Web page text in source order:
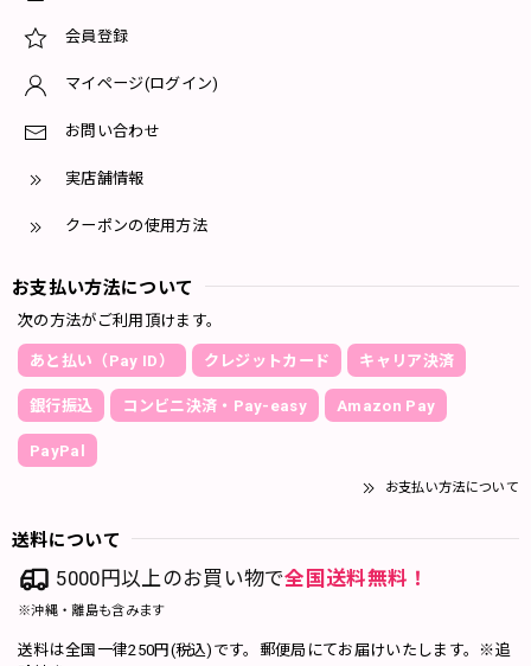
会員登録
マイページ(ログイン)
お問い合わせ
実店舗情報
クーポンの使用方法
お支払い方法について
次の方法がご利用頂けます。
あと払い（Pay ID） クレジットカード キャリア決済
銀行振込 コンビニ決済・Pay-easy Amazon Pay
PayPal
お支払い方法について
送料について
5000円以上のお買い物で全国送料無料！
※沖縄・離島も含みます
送料は全国一律250円(税込)です。郵便局にてお届けいたします。※追